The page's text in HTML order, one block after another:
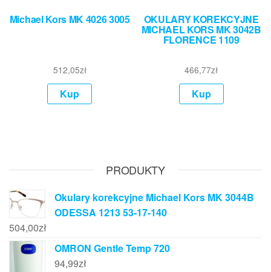
Michael Kors MK 4026 3005
512,05zł
Kup
OKULARY KOREKCYJNE
MICHAEL KORS MK 3042B
FLORENCE 1109
466,77zł
Kup
PRODUKTY
Okulary korekcyjne Michael Kors MK 3044B
ODESSA 1213 53-17-140
504,00zł
OMRON Gentle Temp 720
94,99zł